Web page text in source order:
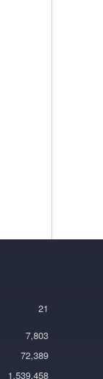
21
7,803
72,389
1,539,458